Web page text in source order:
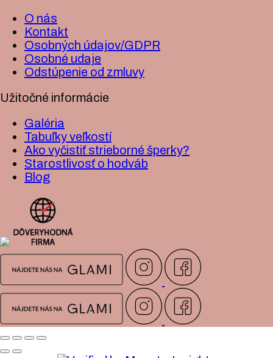
O nás
Kontakt
Osobných údajov/GDPR
Osobné udaje
Odstúpenie od zmluvy
Užitočné informácie
Galéria
Tabuľky veľkostí
Ako vyčistiť strieborné šperky?
Starostlivosť o hodváb
Blog